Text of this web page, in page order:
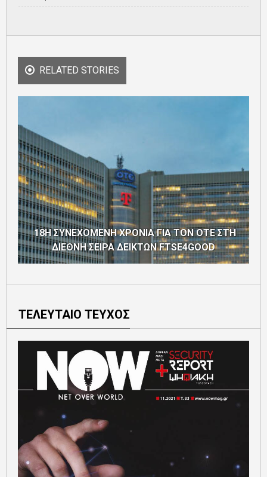
RELATED STORIES
18Η ΣΥΝΕΧΟΜΕΝΗ ΧΡΟΝΙΑ ΓΙΑ ΤΟΝ ΟΤΕ ΣΤΗ
ΔΙΕΘΝΗ ΣΕΙΡΑ ΔΕΙΚΤΩΝ FTSE4GOOD
ΤΕΛΕΥΤΑΙΟ ΤΕΥΧΟΣ